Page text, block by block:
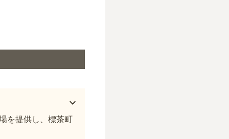
を提供し、標茶町